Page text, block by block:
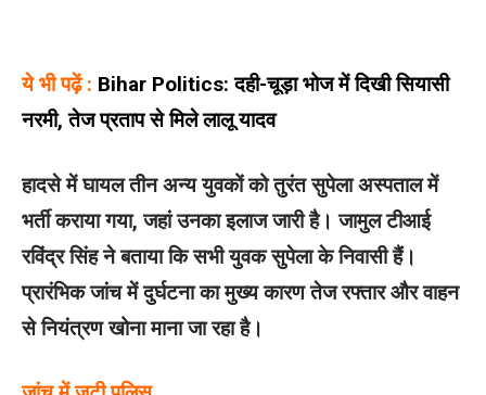
ये भी पढ़ें : Bihar Politics: दही-चूड़ा भोज में दिखी सियासी
नरमी, तेज प्रताप से मिले लालू यादव
हादसे में घायल तीन अन्य युवकों को तुरंत सुपेला अस्पताल में
भर्ती कराया गया, जहां उनका इलाज जारी है। जामुल टीआई
रविंद्र सिंह ने बताया कि सभी युवक सुपेला के निवासी हैं।
प्रारंभिक जांच में दुर्घटना का मुख्य कारण तेज रफ्तार और वाहन
से नियंत्रण खोना माना जा रहा है।